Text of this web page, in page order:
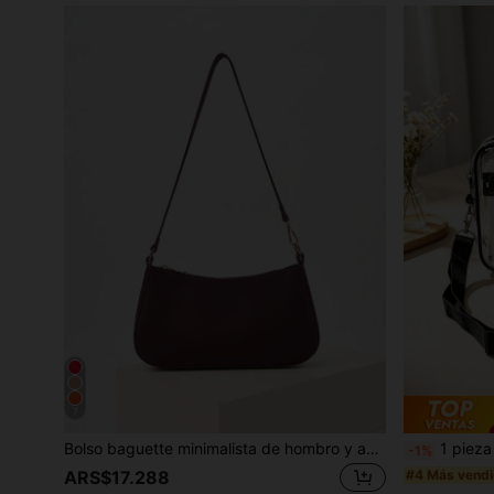
Bolso baguette minimalista de hombro y axila para mujer, adecuado para el uso diario
ARS$17.288
-1% 1 pieza Bolso bandolera transparente de PVC, bolso de
#4 Más